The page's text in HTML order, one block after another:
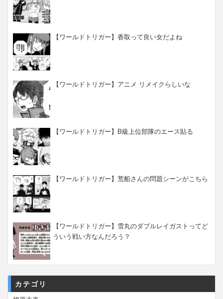
【ワールドトリガー】香取って良い女だよね
【ワールドトリガー】アニメ リメイクらしいな
【ワールドトリガー】B級上位部隊のエース貼る
【ワールドトリガー】荒船さんの問題シーンがこちら
【ワールドトリガー】雪丸のダブルレイガストってど
ういう戦い方なんだろう？
カテゴリ